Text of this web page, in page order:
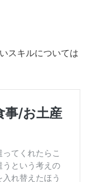
スキルについては